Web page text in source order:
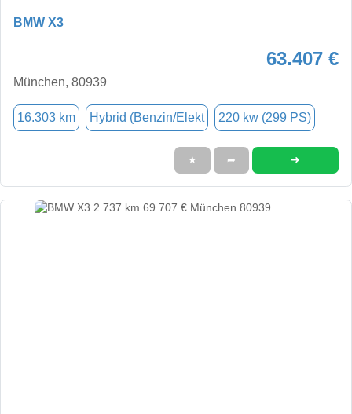
BMW X3
63.407 €
München, 80939
16.303 km Hybrid (Benzin/Elekt 220 kw (299 PS)
★ ➦ ➜